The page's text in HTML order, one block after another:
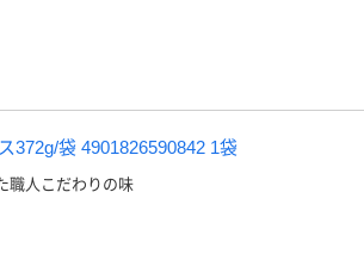
372g/袋 4901826590842 1袋
職人こだわりの味